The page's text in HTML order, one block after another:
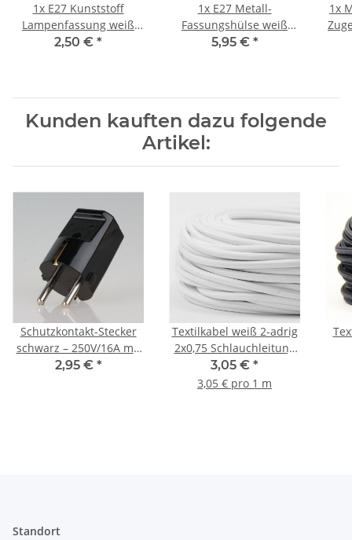
1x E27 Kunststoff
Lampenfassung weiß
ohne Außengewinde mit
2,50 € *
1x E27 Metall-
Fassungshülse weiß
Zierhülse 43x57
5,95 € *
1x
Kunden kauften dazu folgende
Artikel:
Schutzkontakt-Stecker
schwarz – 250V/16A mit
zwei Erdleitersystemen –
2,95 € *
Textilkabel weiß 2-adrig
2x0,75 Schlauchleitung
textilummantelt
3,05 € *
3,05 € pro 1 m
Standort